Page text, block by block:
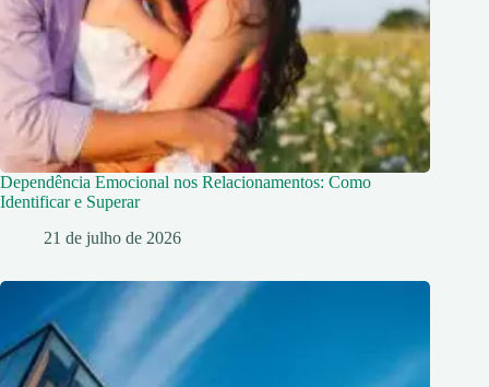
Dependência Emocional nos Relacionamentos: Como
Identificar e Superar
21 de julho de 2026